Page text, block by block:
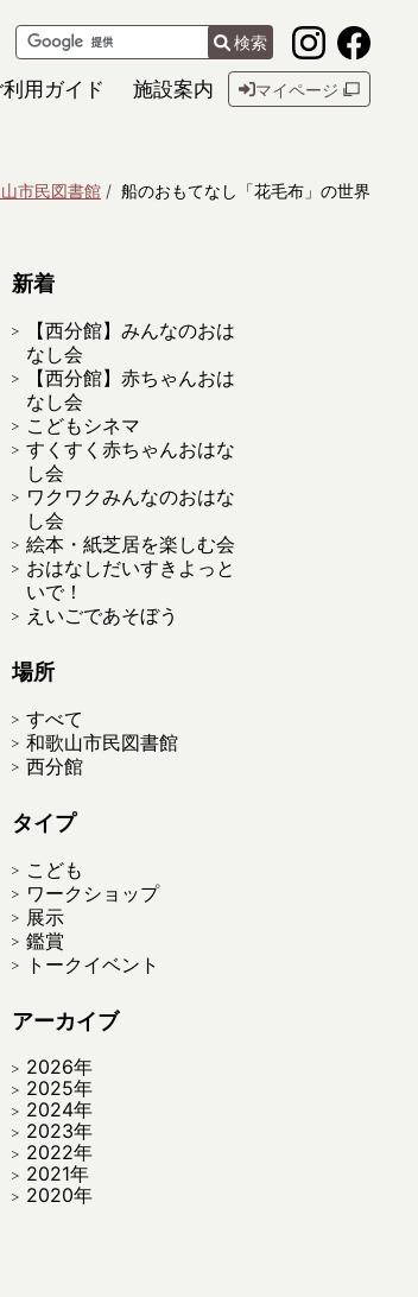
検索
利用ガイド 施設案内 マイページ
市民図書館 船のおもてなし「花毛布」の世界
新着
【西分館】みんなのおは
なし会
【西分館】赤ちゃんおは
なし会
こどもシネマ
すくすく赤ちゃんおはな
し会
ワクワクみんなのおはな
し会
絵本・紙芝居を楽しむ会
おはなしだいすきよっと
いで！
えいごであそぼう
場所
すべて
和歌山市民図書館
西分館
タイプ
こども
ワークショップ
展示
鑑賞
トークイベント
アーカイブ
2026年
2025年
2024年
2023年
2022年
2021年
2020年